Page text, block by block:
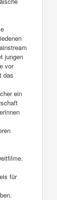
jungen
vor
das
ein
für